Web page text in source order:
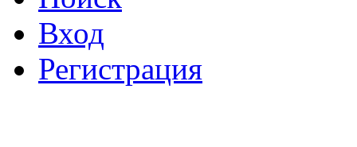
Вход
Регистрация